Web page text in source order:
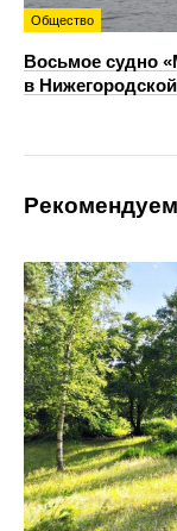
Общество
Восьмое судно
в
Рекомендуем